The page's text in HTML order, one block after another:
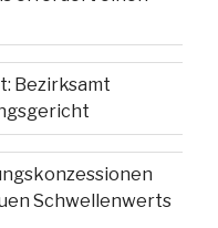
Bezirksamt
Schwellenwerts